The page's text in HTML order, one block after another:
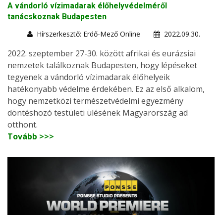
A vándorló vízimadarak élőhelyvédelméről
tanácskoznak Budapesten
Hírszerkesztő: Erdő-Mező Online
2022.09.30.
2022. szeptember 27-30. között afrikai és eurázsiai
nemzetek találkoznak Budapesten, hogy lépéseket
tegyenek a vándorló vízimadarak élőhelyeik
hatékonyabb védelme érdekében. Ez az első alkalom,
hogy nemzetközi természetvédelmi egyezmény
döntéshozó testületi ülésének Magyarország ad
otthont.
Tovább >>>